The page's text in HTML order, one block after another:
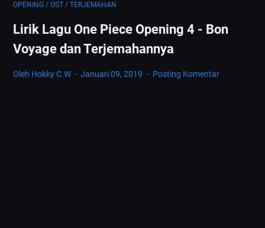
OPENING / OST / TERJEMAHAN
Lirik Lagu One Piece Opening 4 - Bon
Voyage dan Terjemahannya
Oleh Hokky C.W Januari 09, 2019 Posting Komentar